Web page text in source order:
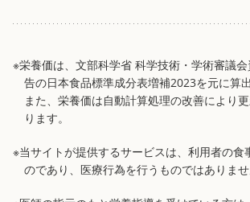
※栄養価は、文部科学省 科学技術・学術審議
告の日本食品標準成分表増補2023を元に算
また、栄養価は自動計算処理の改善により
ります。
※当サイトが提供するサービスは、利用者の食
のであり、医療行為を行うものではありませ